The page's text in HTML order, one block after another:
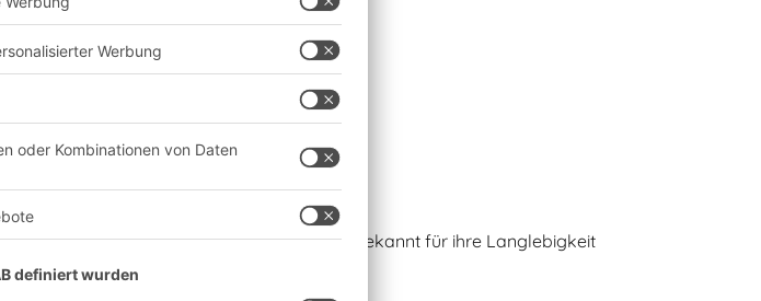
BITO-Lagertechnik-Produkte sind bekannt für ihre Langlebigkeit
und Robustheit.